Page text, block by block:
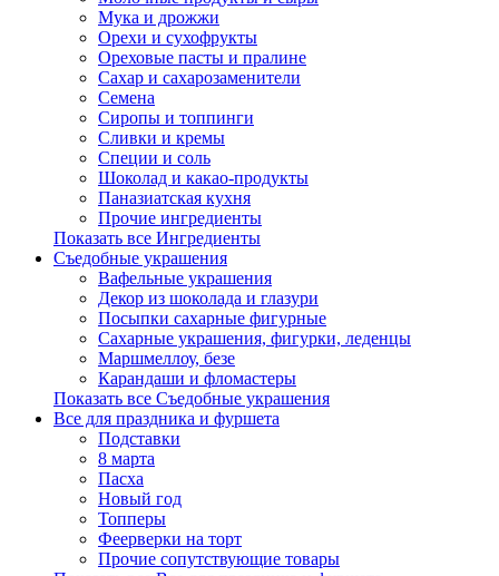
Мука и дрожжи
Орехи и сухофрукты
Ореховые пасты и пралине
Сахар и сахарозаменители
Семена
Сиропы и топпинги
Сливки и кремы
Специи и соль
Шоколад и какао-продукты
Паназиатская кухня
Прочие ингредиенты
Показать все Ингредиенты
Съедобные украшения
Вафельные украшения
Декор из шоколада и глазури
Посыпки сахарные фигурные
Сахарные украшения, фигурки, леденцы
Маршмеллоу, безе
Карандаши и фломастеры
Показать все Съедобные украшения
Все для праздника и фуршета
Подставки
8 марта
Пасха
Новый год
Топперы
Феерверки на торт
Прочие сопутствующие товары